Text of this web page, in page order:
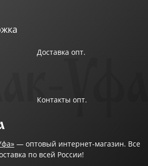
Доставка опт.
Контакты опт.
— оптовый интернет-магазин. Все
по всей России!